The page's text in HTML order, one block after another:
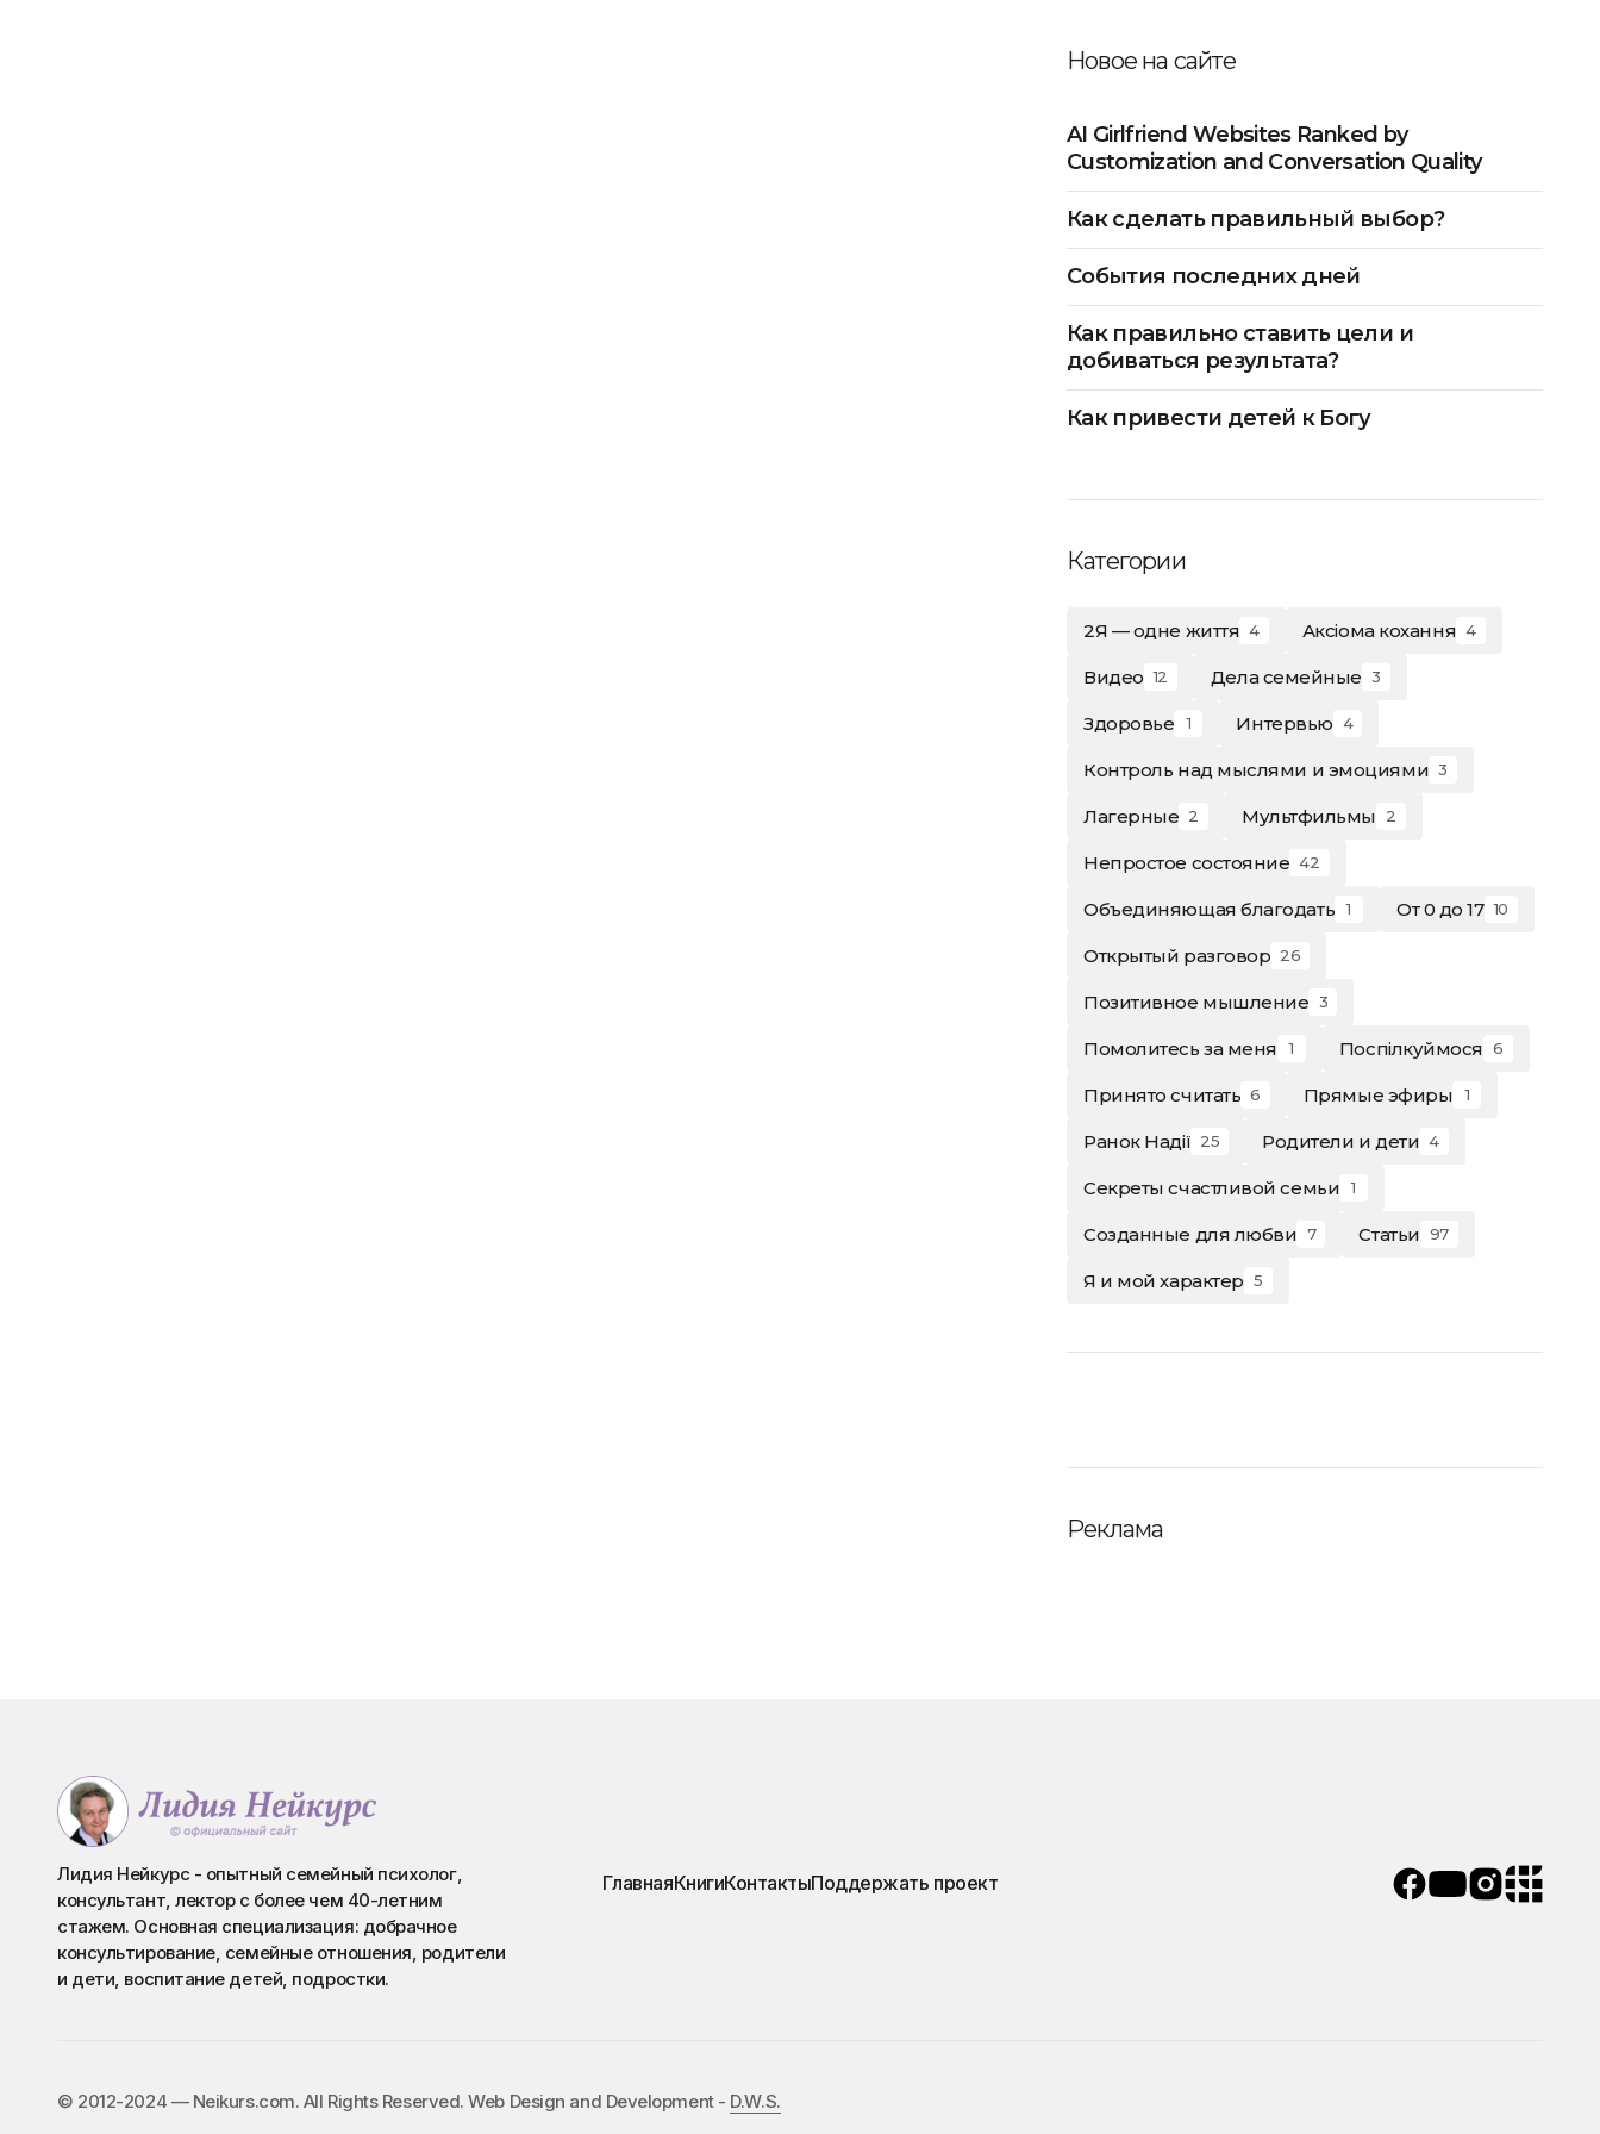
Новое на сайте
AI Girlfriend Websites Ranked by
Customization and Conversation Quality
Как сделать правильный выбор?
События последних дней
Как правильно ставить цели и
добиваться результата?
Как привести детей к Богу
Категории
2Я — одне життя 4 Аксіома кохання 4
Видео 12 Дела семейные 3
Здоровье 1 Интервью 4
Контроль над мыслями и эмоциями 3
Лагерные 2 Мультфильмы 2
Непростое состояние 42
Объединяющая благодать 1 От 0 до 17 10
Открытый разговор 26
Позитивное мышление 3
Помолитесь за меня 1 Поспілкуймося 6
Принято считать 6 Прямые эфиры 1
Ранок Надії 25 Родители и дети 4
Секреты счастливой семьи 1
Созданные для любви 7 Статьи 97
Я и мой характер 5
Реклама
Лидия Нейкурс - опытный семейный психолог,
консультант, лектор с более чем 40-летним
стажем. Основная специализация: добрачное
консультирование, семейные отношения, родители
и дети, воспитание детей, подростки.
ГлавнаяКнигиКонтактыПоддержать проект
©️ 2012-2024 — Neikurs.com. All Rights Reserved. Web Design and Development - D.W.S.